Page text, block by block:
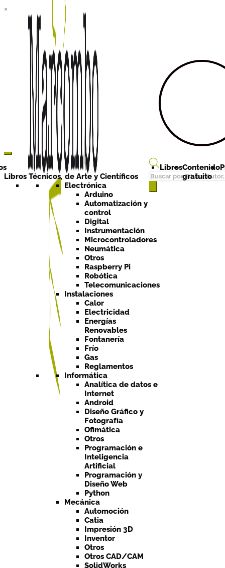
×
Búsqueda
de
Libros Técnicos, de Arte y Científicos
Electrónica
Arduino
Automatización y
control
Digital
Instrumentación
Microcontroladores
Neumática
Otros
Raspberry Pi
Robótica
Telecomunicaciones
Instalaciones
Calor
Electricidad
Energías
Renovables
Fontanería
Frío
Gas
Reglamentos
Informática
Analítica de datos e
Internet
Android
Diseño Gráfico y
Fotografía
Ofimática
Otros
Programación e
Inteligencia
Artificial
Programación y
Diseño Web
Python
Mecánica
Automoción
Catia
Impresión 3D
Inventor
Otros
Otros CAD/CAM
SolidWorks
LibrosContenido
gratuito